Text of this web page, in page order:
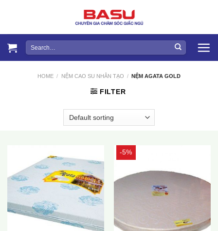
Search
for:
HOME / NỆM CAO SU NHÂN TẠO / NỆM AGATA GOLD
FILTER
-5%